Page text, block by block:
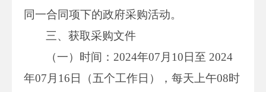
同一合同项下的政府采购活动。
三、获取采购文件
（一）时间：2024年07月10日至 2024
年07月16日（五个工作日），每天上午08时